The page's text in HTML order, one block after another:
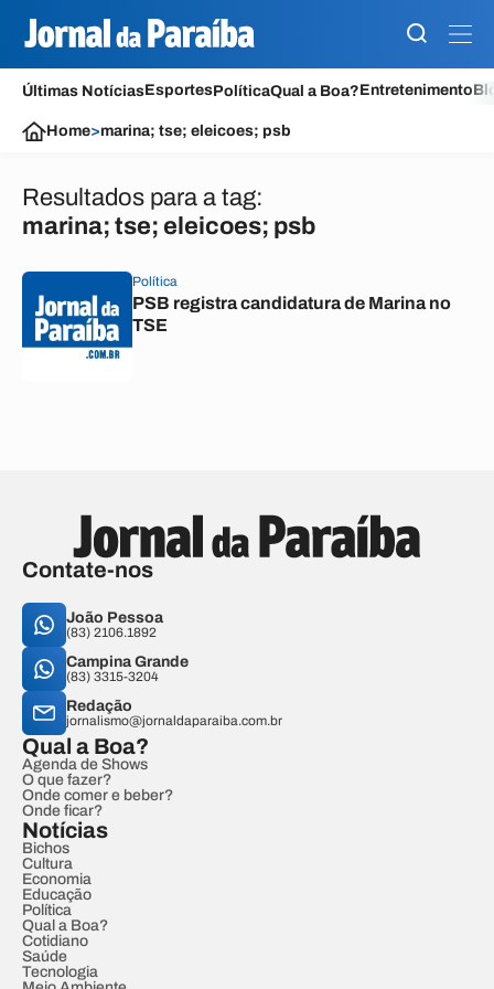
Últimas NotíciasEsportesPolíticaQual a Boa?Entretenimento
Home>marina; tse; eleicoes; psb
Resultados para a tag:
marina; tse; eleicoes; psb
Política
PSB registra candidatura de Marina no
TSE
Contate-nos
João Pessoa
(83) 2106.1892
Campina Grande
(83) 3315-3204
Redação
jornalismo@jornaldaparaiba.com.br
Qual a Boa?
Agenda de Shows
O que fazer?
Onde comer e beber?
Onde ficar?
Notícias
Bichos
Cultura
Economia
Educação
Política
Qual a Boa?
Cotidiano
Saúde
Tecnologia